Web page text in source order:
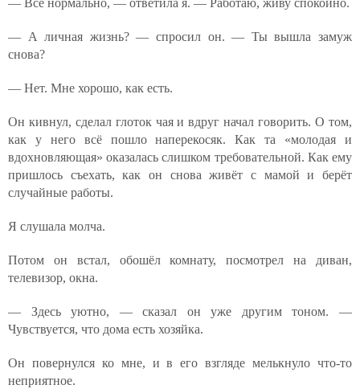
— А личная жизнь? — спросил он. — Ты вышла замуж
снова?
— Нет. Мне хорошо, как есть.
Он кивнул, сделал глоток чая и вдруг начал говорить. О том,
как у него всё пошло наперекосяк. Как та «молодая и
вдохновляющая» оказалась слишком требовательной. Как ему
пришлось съехать, как он снова живёт с мамой и берёт
случайные работы.
Я слушала молча.
Потом он встал, обошёл комнату, посмотрел на диван,
телевизор, окна.
— Здесь уютно, — сказал он уже другим тоном. —
Чувствуется, что дома есть хозяйка.
Он повернулся ко мне, и в его взгляде мелькнуло что-то
неприятное.